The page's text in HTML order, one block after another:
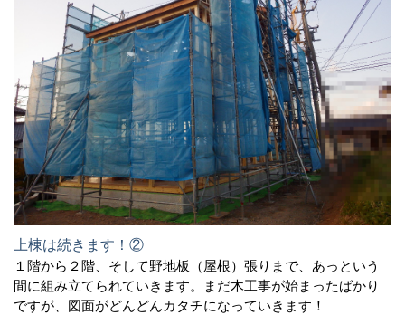
上棟は続きます！②
１階から２階、そして野地板（屋根）張りまで、あっという
間に組み立てられていきます。まだ木工事が始まったばかり
ですが、図面がどんどんカタチになっていきます！